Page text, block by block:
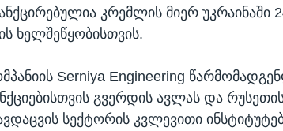
კრემლის მიერ უკრაინაში
ხელშეწყობისთვის.
Serniya Engineering
გვერდის ავლას და
სექტორის კვლევითი